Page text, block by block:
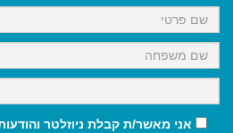
p
m
אני מאשר/ת קבלת ניוזלטר